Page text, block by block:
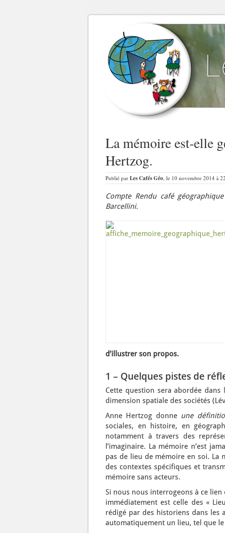
La mémoire est-elle
Hertzog.
Publié par Les Cafés Géo, le 10 novembre 2014 à
Compte Rendu café
Barcellini.
d’illustrer son propos.
1 – Quelques pistes de
Cette question sera abordée
dimension spatiale des sociétés
Anne Hertzog donne une
sociales, en histoire, en
notamment à travers des
l’imaginaire. La mémoire n’est
pas de lieu de mémoire en soi. La
des contextes spécifiques et
mémoire sans acteurs.
Si nous nous interrogeons à ce
immédiatement est celle des «
rédigé par des historiens dans les
automatiquement un lieu, tel que le